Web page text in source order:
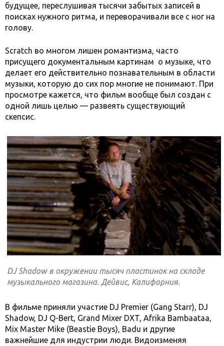
будущее, переслушивая тысячи забытых записей в
поисках нужного ритма, и переворачивали все с ног на
голову.
Scratch во многом лишен романтизма, часто
присущего документальным картинам о музыке, что
делает его действительно познавательным в области
музыки, которую до сих пор многие не понимают. При
просмотре кажется, что фильм вообще был создан с
одной лишь целью — развеять существующий
скепсис.
DJ Shadow в окружении тысяч пластинок на складе
музыкального магазина. Дейвис, Калифорния.
В фильме приняли участие DJ Premier (Gang Starr), DJ
Shadow, DJ Q-Bert, Grand Mixer DXT, Afrika Bambaataa,
Mix Master Mike (Beastie Boys), Badu и другие
важнейшие для индустрии люди. Видоизменяя